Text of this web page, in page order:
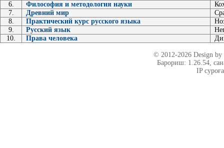
6.
Философия и методология науки
7.
Древний мир
8.
Практический курс русского языка
9.
Русский язык
10.
Права человека
© 2012-2026 Design
Барориш: 1.26.54,
IP